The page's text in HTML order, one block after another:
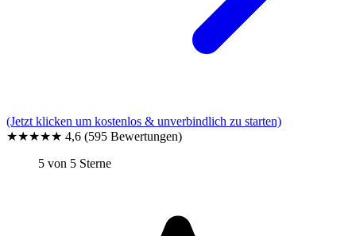
(Jetzt klicken um kostenlos & unverbindlich zu starten)
★★★★★ 4,6 (595 Bewertungen)
5 von 5 Sterne